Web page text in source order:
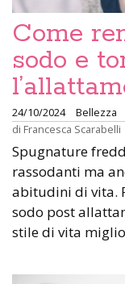
Come
sodo e
24/10/2024
Bellezza
di Francesca Scarabelli
Spugnature
rassodanti ma
abitudini di vita.
sodo post
stile di vita